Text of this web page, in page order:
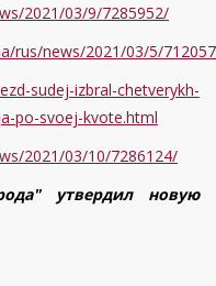
2021/03/9/7285952/
rus/news/2021/03/5/
sudej-izbral-chetverykh-
po-svoej-kvote.html
2021/03/10/7286124/
утвердил новую